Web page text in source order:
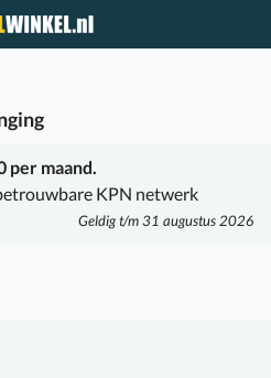
per maand.
KPN netwerk
Geldig t/m 31 augustus 2026